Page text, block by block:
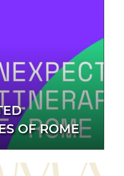
OF ROME